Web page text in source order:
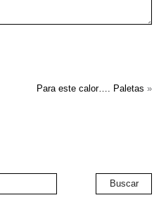
Para este calor…. Paletas »
Buscar